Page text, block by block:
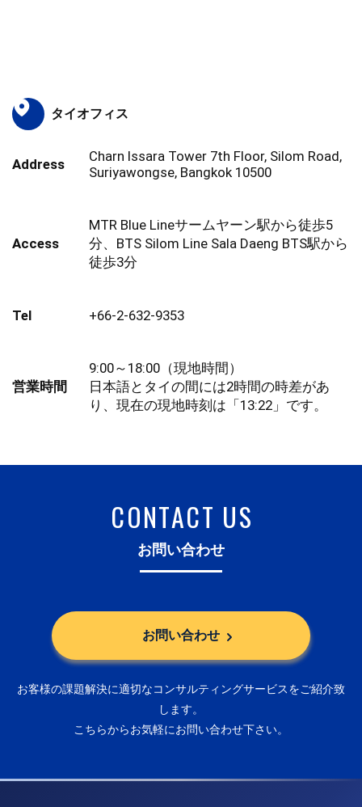
タイオフィス
Address
Charn Issara Tower 7th Floor, Silom Road,
Suriyawongse, Bangkok 10500
Access
MTR Blue Lineサームヤーン駅から徒歩5
分、BTS Silom Line Sala Daeng BTS駅から
徒歩3分
Tel +66-2-632-9353
営業時間
9:00～18:00（現地時間）
日本語とタイの間には2時間の時差があ
り、現在の現地時刻は「13:22」です。
CONTACT US
お問い合わせ
お問い合わせ
お客様の課題解決に適切なコンサルティングサービスをご紹介致
します。
こちらからお気軽にお問い合わせ下さい。